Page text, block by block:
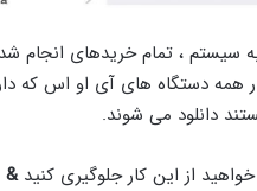
سیستم ، تمام خریدهای انجام
همه دستگاه های آی او اس که
دانلود می شوند.
از این کار جلوگیری کنید&